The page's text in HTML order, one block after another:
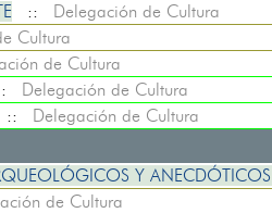
:: Delegación de Cultura
Cultura
de Cultura
Delegación de Cultura
:: Delegación de Cultura
Y
de Cultura